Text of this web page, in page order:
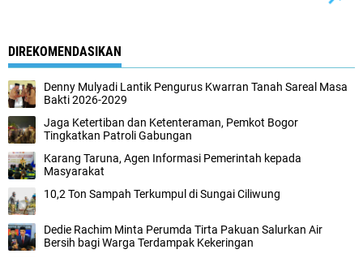
DIREKOMENDASIKAN
Denny Mulyadi Lantik Pengurus Kwarran Tanah Sareal Masa
Bakti 2026-2029
Jaga Ketertiban dan Ketenteraman, Pemkot Bogor
Tingkatkan Patroli Gabungan
Karang Taruna, Agen Informasi Pemerintah kepada
Masyarakat
10,2 Ton Sampah Terkumpul di Sungai Ciliwung
Dedie Rachim Minta Perumda Tirta Pakuan Salurkan Air
Bersih bagi Warga Terdampak Kekeringan